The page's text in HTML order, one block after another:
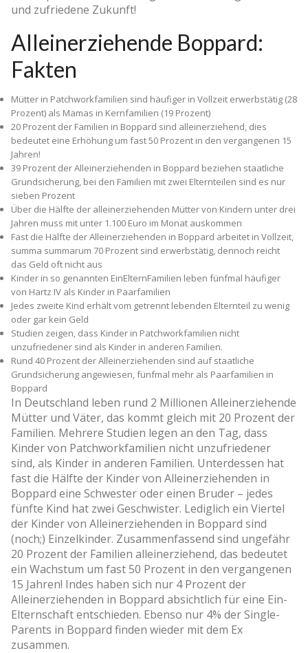
und zufriedene Zukunft!
Alleinerziehende Boppard:
Fakten
Mütter in Patchworkfamilien sind häufiger in Vollzeit erwerbstätig (28
Prozent) als Mamas in Kernfamilien (19 Prozent)
20 Prozent der Familien in Boppard sind alleinerziehend, dies
bedeutet eine Erhöhung um fast 50 Prozent in den vergangenen 15
Jahren!
39 Prozent der Alleinerziehenden in Boppard beziehen staatliche
Grundsicherung, bei den Familien mit zwei Elternteilen sind es nur
sieben Prozent
Über die Hälfte der alleinerziehenden Mütter von Kindern unter drei
Jahren muss mit unter 1.100 Euro im Monat auskommen
Fast die Hälfte der Alleinerziehenden in Boppard arbeitet in Vollzeit,
summa summarum 70 Prozent sind erwerbstätig, dennoch reicht
das Geld oft nicht aus
Kinder in so genannten Ein­Eltern­Familien leben fünfmal häufiger
von Hartz IV als Kinder in Paarfamilien
Jedes zweite Kind erhält vom getrennt lebenden Elternteil zu wenig
oder gar kein Geld
Studien zeigen, dass Kinder in Patchworkfamilien nicht
unzufriedener sind als Kinder in anderen Familien.
Rund 40 Prozent der Alleinerziehenden sind auf staatliche
Grundsicherung angewiesen, fünfmal mehr als Paarfamilien in
Boppard
In Deutschland leben rund 2 Millionen Alleinerziehende
Mütter und Väter, das kommt gleich mit 20 Prozent der
Familien. Mehrere Studien legen an den Tag, dass
Kinder von Patchworkfamilien nicht unzufriedener
sind, als Kinder in anderen Familien. Unterdessen hat
fast die Hälfte der Kinder von Alleinerziehenden in
Boppard eine Schwester oder einen Bruder – jedes
fünfte Kind hat zwei Geschwister. Lediglich ein Viertel
der Kinder von Alleinerziehenden in Boppard sind
(noch;) Einzelkinder. Zusammenfassend sind ungefähr
20 Prozent der Familien alleinerziehend, das bedeutet
ein Wachstum um fast 50 Prozent in den vergangenen
15 Jahren! Indes haben sich nur 4 Prozent der
Alleinerziehenden in Boppard absichtlich für eine Ein-
Elternschaft entschieden. Ebenso nur 4% der Single-
Parents in Boppard finden wieder mit dem Ex
zusammen.